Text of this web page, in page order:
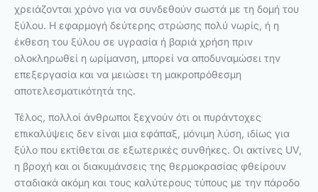
χρειάζονται χρόνο για να συνδεθούν σωστά με τη δομή του
ξύλου. Η εφαρμογή δεύτερης στρώσης πολύ νωρίς, ή η
έκθεση του ξύλου σε υγρασία ή βαριά χρήση πριν
ολοκληρωθεί η ωρίμανση, μπορεί να αποδυναμώσει την
επεξεργασία και να μειώσει τη μακροπρόθεσμη
αποτελεσματικότητά της.
Τέλος, πολλοί άνθρωποι ξεχνούν ότι οι πυράντοχες
επικαλύψεις δεν είναι μια εφάπαξ, μόνιμη λύση, ιδίως για
ξύλο που εκτίθεται σε εξωτερικές συνθήκες. Οι ακτίνες UV,
η βροχή και οι διακυμάνσεις της θερμοκρασίας φθείρουν
σταδιακά ακόμη και τους καλύτερους τύπους με την πάροδο